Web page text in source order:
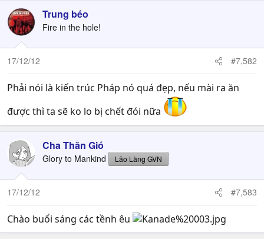
Trung béo
Fire in the hole!
17/12/12 #7,582
Phải nói là kiến trúc Pháp nó quá đẹp, nếu mài ra ăn
được thì ta sẽ ko lo bị chết đói nữa
Cha Thần Gió
Glory to Mankind Lão Làng GVN
17/12/12 #7,583
Chào buổi sáng các tềnh êu